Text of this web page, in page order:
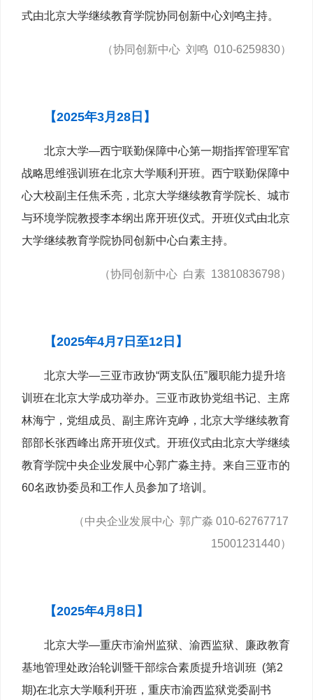
式由北京大学继续教育学院协同创新中心刘鸣主持。
（协同创新中心 刘鸣 010-6259830）
【2025年3月28日】
北京大学—西宁联勤保障中心第一期指挥管理军官
战略思维强训班在北京大学顺利开班。西宁联勤保障中
心大校副主任焦禾亮，北京大学继续教育学院长、城市
与环境学院教授李本纲出席开班仪式。开班仪式由北京
大学继续教育学院协同创新中心白素主持。
（协同创新中心 白素 13810836798）
【2025年4月7日至12日】
北京大学—三亚市政协“两支队伍”履职能力提升培
训班在北京大学成功举办。三亚市政协党组书记、主席
林海宁，党组成员、副主席许克峥，北京大学继续教育
部部长张西峰出席开班仪式。开班仪式由北京大学继续
教育学院中央企业发展中心郭广淼主持。来自三亚市的
60名政协委员和工作人员参加了培训。
（中央企业发展中心 郭广淼 010-62767717
15001231440）
【2025年4月8日】
北京大学—重庆市渝州监狱、渝西监狱、廉政教育
基地管理处政治轮训暨干部综合素质提升培训班 (第2
期)在北京大学顺利开班，重庆市渝西监狱党委副书